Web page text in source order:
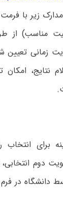
کیفیت مناسب) از
زمانی تعیین
نتایج، امکان
برای انتخاب
دوم انتخابی،
دانشگاه در